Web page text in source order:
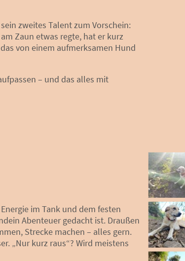
zweites Talent zum Vorschein:
Zaun etwas regte, hat er kurz
von einem aufmerksamen Hund
– und das alles mit
im Tank und dem festen
Abenteuer gedacht ist. Draußen
Strecke machen – alles gern.
„Nur kurz raus“? Wird meistens